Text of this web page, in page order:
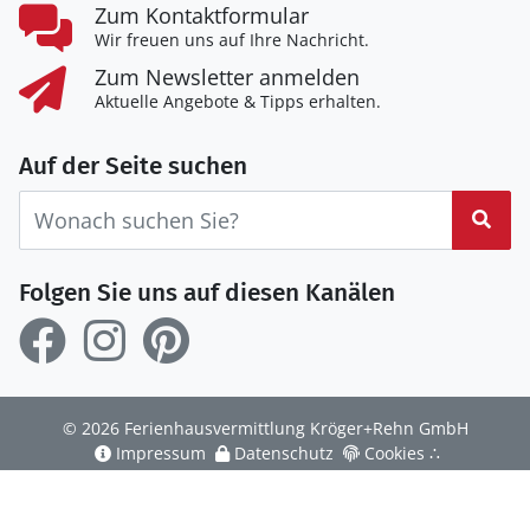
Zum Kontaktformular
Wir freuen uns auf Ihre Nachricht.
Zum Newsletter anmelden
Aktuelle Angebote & Tipps erhalten.
Auf der Seite suchen
Folgen Sie uns auf diesen Kanälen
© 2026 Ferienhausvermittlung Kröger+Rehn GmbH
Impressum
Datenschutz Cookies ∴